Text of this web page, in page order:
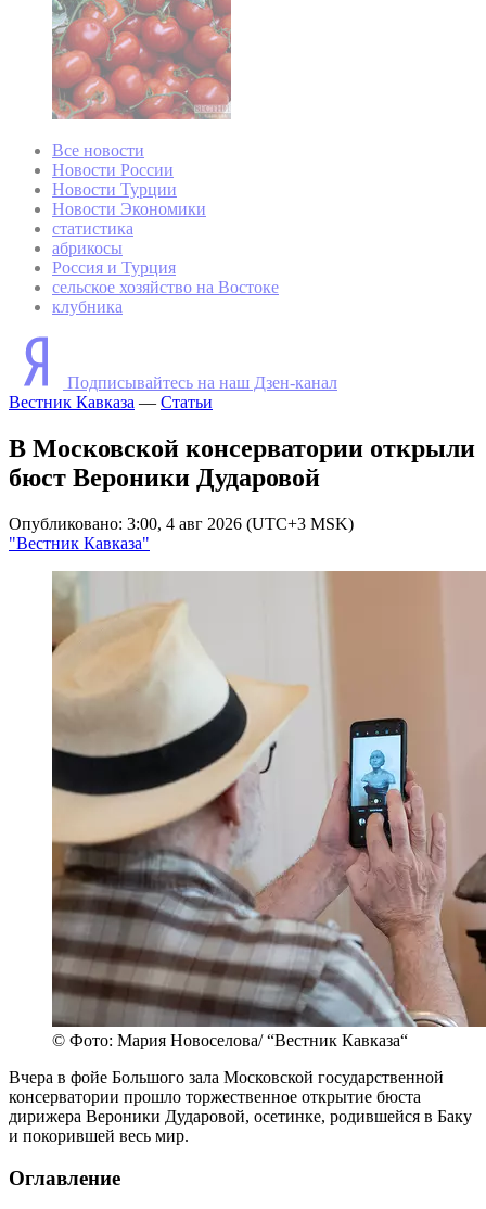
Все новости
Новости России
Новости Турции
Новости Экономики
статистика
абрикосы
Россия и Турция
сельское хозяйство на Востоке
клубника
Подписывайтесь на наш Дзен-канал
Вестник Кавказа — Статьи
В Московской консерватории открыли
бюст Вероники Дударовой
Опубликовано: 3:00, 4 авг 2026 (UTC+3 MSK)
"Вестник Кавказа"
© Фото: Мария Новоселова/ “Вестник Кавказа“
Вчера в фойе Большого зала Московской государственной
консерватории прошло торжественное открытие бюста
дирижера Вероники Дударовой, осетинке, родившейся в Баку
и покорившей весь мир.
Оглавление